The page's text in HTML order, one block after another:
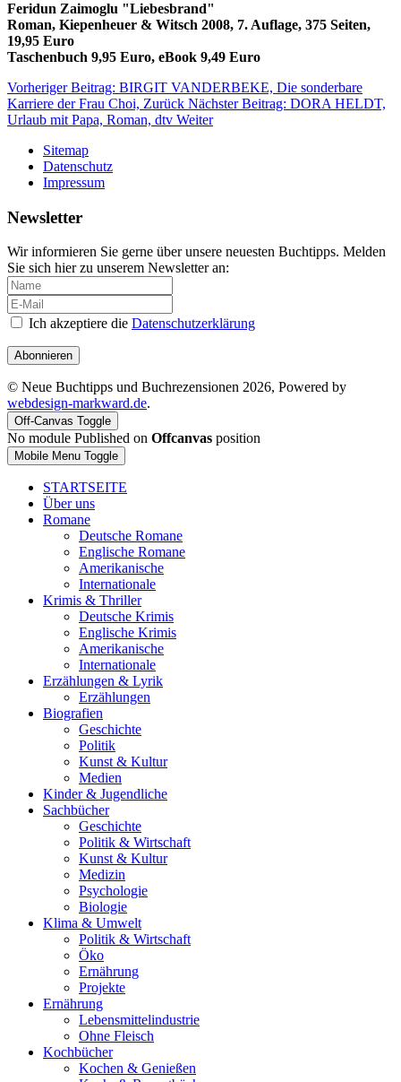
Feridun Zaimoglu "Liebesbrand"
Roman, Kiepenheuer & Witsch 2008, 7. Auflage, 375 Seiten,
19,95 Euro
Taschenbuch 9,95 Euro, eBook 9,49 Euro
Vorheriger Beitrag: BIRGIT VANDERBEKE, Die sonderbare
Karriere der Frau Choi, Zurück Nächster Beitrag: DORA HELDT,
Urlaub mit Papa, Roman, dtv Weiter
Sitemap
Datenschutz
Impressum
Newsletter
Wir informieren Sie gerne über unsere neuesten Buchtipps. Melden
Sie sich hier zu unserem Newsletter an:
Ich akzeptiere die Datenschutzerklärung
Abonnieren
© Neue Buchtipps und Buchrezensionen 2026, Powered by
webdesign-markward.de.
Off-Canvas Toggle
No module Published on Offcanvas position
Mobile Menu Toggle
STARTSEITE
Über uns
Romane
Deutsche Romane
Englische Romane
Amerikanische
Internationale
Krimis & Thriller
Deutsche Krimis
Englische Krimis
Amerikanische
Internationale
Erzählungen & Lyrik
Erzählungen
Biografien
Geschichte
Politik
Kunst & Kultur
Medien
Kinder & Jugendliche
Sachbücher
Geschichte
Politik & Wirtschaft
Kunst & Kultur
Medizin
Psychologie
Biologie
Klima & Umwelt
Politik & Wirtschaft
Öko
Ernährung
Projekte
Ernährung
Lebensmittelindustrie
Ohne Fleisch
Kochbücher
Kochen & Genießen